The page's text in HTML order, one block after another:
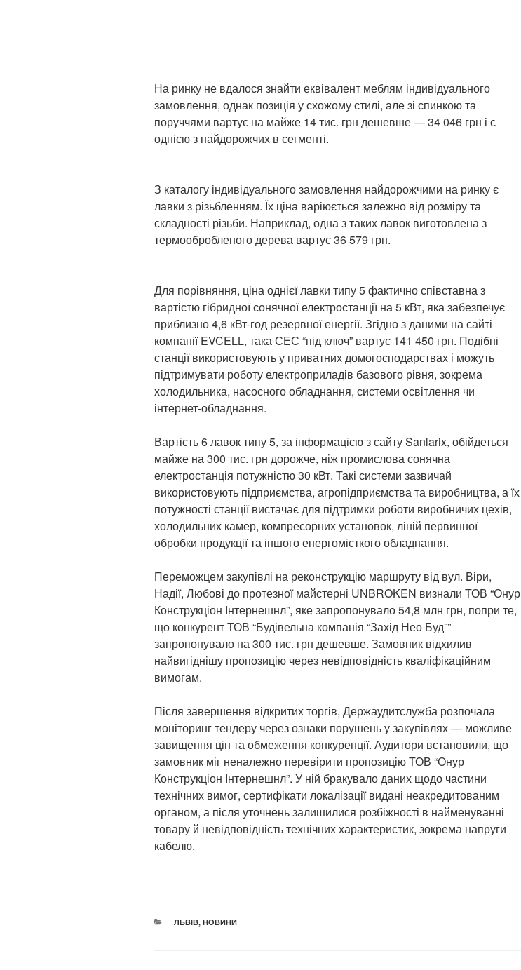
На ринку не вдалося знайти еквівалент меблям індивідуального
замовлення, однак позиція у схожому стилі, але зі спинкою та
поруччями вартує на майже 14 тис. грн дешевше — 34 046 грн і є
однією з найдорожчих в сегменті.
З каталогу індивідуального замовлення найдорожчими на ринку є
лавки з різьбленням. Їх ціна варіюється залежно від розміру та
складності різьби. Наприклад, одна з таких лавок виготовлена з
термообробленого дерева вартує 36 579 грн.
Для порівняння, ціна однієї лавки типу 5 фактично співставна з
вартістю гібридної сонячної електростанції на 5 кВт, яка забезпечує
приблизно 4,6 кВт-год резервної енергії. Згідно з даними на сайті
компанії EVCELL, така СЕС “під ключ” вартує 141 450 грн. Подібні
станції використовують у приватних домогосподарствах і можуть
підтримувати роботу електроприладів базового рівня, зокрема
холодильника, насосного обладнання, системи освітлення чи
інтернет-обладнання.
Вартість 6 лавок типу 5, за інформацією з сайту Sanlarix, обійдеться
майже на 300 тис. грн дорожче, ніж промислова сонячна
електростанція потужністю 30 кВт. Такі системи зазвичай
використовують підприємства, агропідприємства та виробництва, а їх
потужності станції вистачає для підтримки роботи виробничих цехів,
холодильних камер, компресорних установок, ліній первинної
обробки продукції та іншого енергомісткого обладнання.
Переможцем закупівлі на реконструкцію маршруту від вул. Віри,
Надії, Любові до протезної майстерні UNBROKEN визнали ТОВ “Онур
Конструкціон Інтернешнл”, яке запропонувало 54,8 млн грн, попри те,
що конкурент ТОВ “Будівельна компанія “Захід Нео Буд””
запропонувало на 300 тис. грн дешевше. Замовник відхилив
найвигіднішу пропозицію через невідповідність кваліфікаційним
вимогам.
Після завершення відкритих торгів, Держаудитслужба розпочала
моніторинг тендеру через ознаки порушень у закупівлях — можливе
завищення цін та обмеження конкуренції. Аудитори встановили, що
замовник міг неналежно перевірити пропозицію ТОВ “Онур
Конструкціон Інтернешнл”. У ній бракувало даних щодо частини
технічних вимог, сертифікати локалізації видані неакредитованим
органом, а після уточнень залишилися розбіжності в найменуванні
товару й невідповідність технічних характеристик, зокрема напруги
кабелю.
КАТЕГОРІЇ
ЛЬВІВ, НОВИНИ